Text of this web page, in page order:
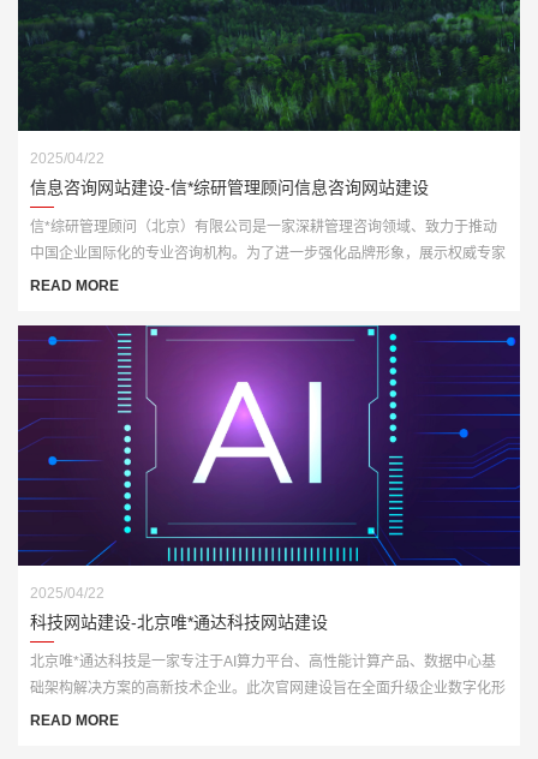
2025/04/22
信息咨询网站建设-信*综研管理顾问信息咨询网站建设
信*综研管理顾问（北京）有限公司是一家深耕管理咨询领域、致力于推动
中国企业国际化的专业咨询机构。为了进一步强化品牌形象，展示权威专家
资源与咨询成果，客户委托我们打造一套全新官网平台，实现从品牌传播到
READ MORE
2025/04/22
科技网站建设-北京唯*通达科技网站建设
北京唯*通达科技是一家专注于AI算力平台、高性能计算产品、数据中心基
础架构解决方案的高新技术企业。此次官网建设旨在全面升级企业数字化形
象，打造一个集展示、推广与技术服务于一体的多功能门户网站。
READ MORE